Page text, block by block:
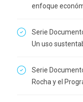
enfoque
Serie
Un uso
Serie
Rocha y el